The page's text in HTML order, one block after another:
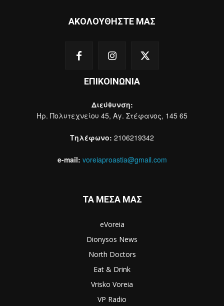
ΑΚΟΛΟΥΘΗΣΤΕ ΜΑΣ
ΕΠΙΚΟΙΝΩΝΙΑ
Διεύθυνση:
Ηρ. Πολυτεχνείου 45, Αγ. Στέφανος, 145 65
Τηλέφωνο: 2106219342
e-mail: voreiaproastia@gmail.com
ΤΑ ΜΕΣΑ ΜΑΣ
eVoreia
Dionysos News
North Doctors
Eat & Drink
Vrisko Voreia
VP Radio